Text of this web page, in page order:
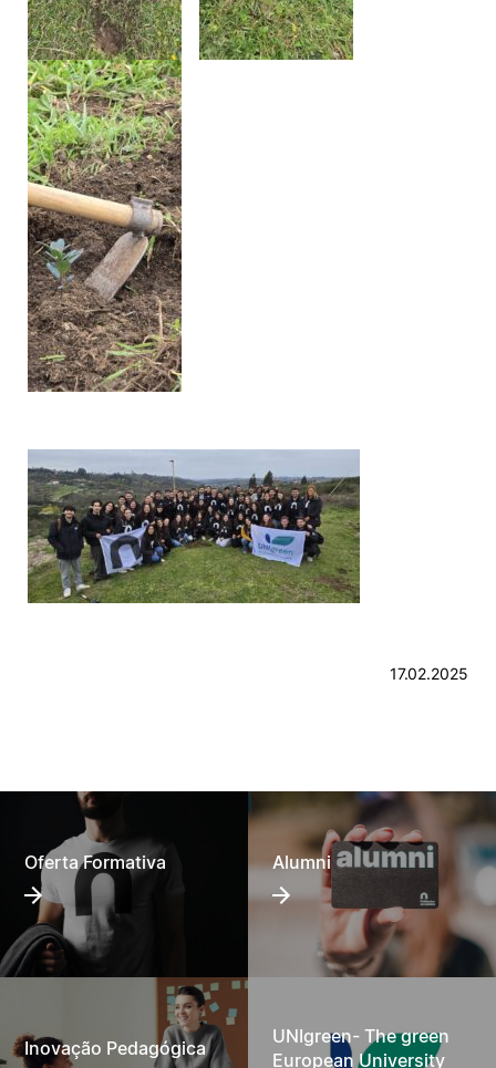
17.02.2025
Oferta Formativa Alumni
Inovação Pedagógica
UNIgreen- The green
European University